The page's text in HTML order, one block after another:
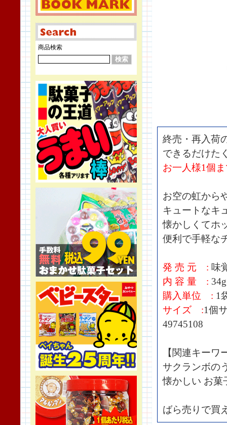
商品検索
終売・再入荷
できるだけた
お一人様1個
お空の虹から
キュートなキ
懐かしくてホ
便利で手軽な
発 売 元 : 味
内 容 量 : 34g
購入単位 : 1
サイズ :1個
49745108
【関連キーワ
サクランボの
懐かしい お菓
ばら売りで買